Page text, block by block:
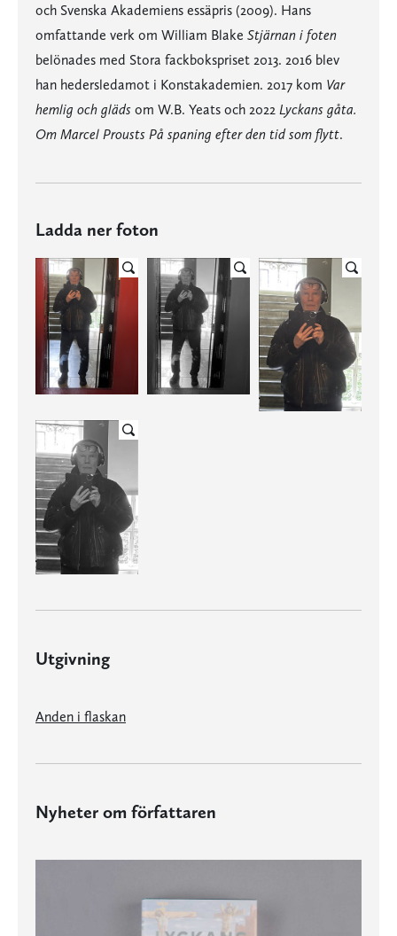
och Svenska Akademiens essäpris (2009). Hans
omfattande verk om William Blake Stjärnan i foten
belönades med Stora fackbokspriset 2013. 2016 blev
han hedersledamot i Konstakademien. 2017 kom Var
hemlig och gläds om W.B. Yeats och 2022 Lyckans gåta.
Om Marcel Prousts På spaning efter den tid som flytt.
Ladda ner foton
Utgivning
Anden i flaskan
Nyheter om författaren